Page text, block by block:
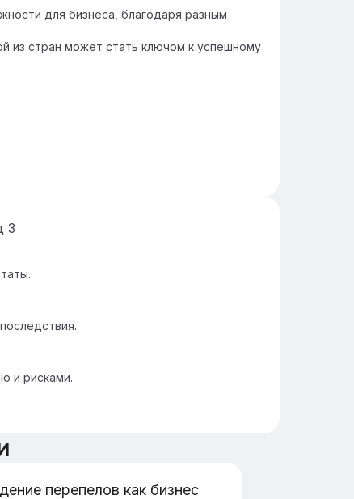
для бизнеса, благодаря разным
из стран может стать ключом к успешному
3
и рисками.
перепелов как бизнес